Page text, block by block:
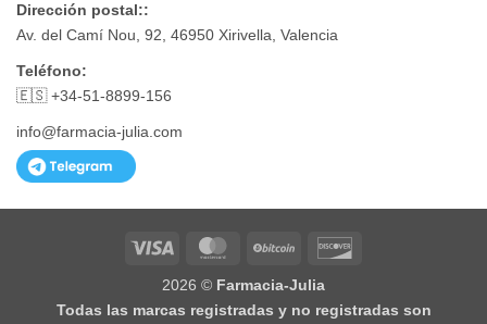
Dirección postal::
Av. del Camí Nou, 92, 46950 Xirivella, Valencia
Teléfono:
🇪🇸 +34-51-8899-156
info@farmacia-julia.com
Visa MasterCardBitCoin
2026 © Farmacia-Julia
Todas las marcas registradas y no registradas son